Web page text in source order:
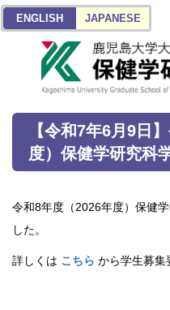
ENGLISH JAPANESE
【令和7年6月9日
度）保健学研究科
令和8年度（2026年度）保健
した。
詳しくは こちら から学生募集